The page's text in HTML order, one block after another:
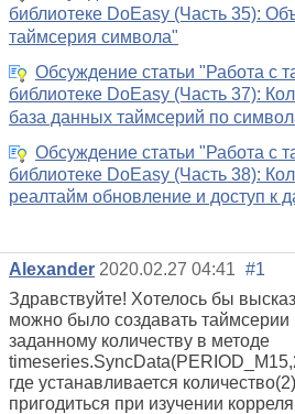
библиотеке DoEasy (Часть 35):
таймсерия символа"
Обсуждение статьи "Работа с
библиотеке DoEasy (Часть 37):
база данных таймсерий по
Обсуждение статьи "Работа с
библиотеке DoEasy (Часть 38):
реалтайм обновление и доступ к
Alexander 2020.02.27 04:41 #1
Здравствуйте! Хотелось бы
можно было создавать таймсерии
заданному количеству в методе
где устанавливается
пригодиться при изучении